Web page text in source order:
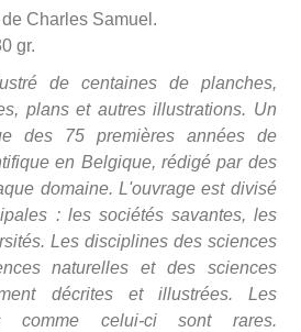
Charles Samuel.
gr.
de centaines de planches,
plans et autres illustrations. Un
des 75 premières années de
en Belgique, rédigé par des
domaine. L'ouvrage est divisé
: les sociétés savantes, les
Les disciplines des sciences
naturelles et des sciences
décrites et illustrées. Les
comme celui-ci sont rares.